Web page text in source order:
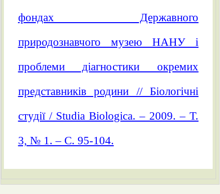
фондах Державного
природознавчого музею НАНУ і
проблеми діагностики окремих
представників родини // Біологічні
студії / Studia Biologica. – 2009. – Т.
3, № 1. – С. 95-104.